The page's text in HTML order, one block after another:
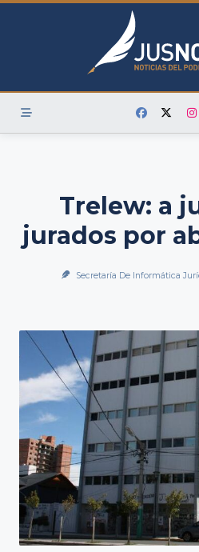
Skip
Trelew: a
jurados por
Secretaría De Informática